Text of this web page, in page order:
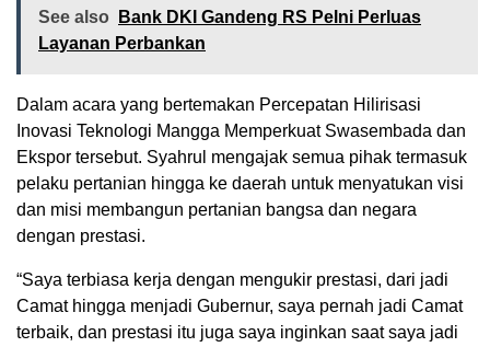
See also
Bank DKI Gandeng RS Pelni Perluas
Layanan Perbankan
Dalam acara yang bertemakan Percepatan Hilirisasi
Inovasi Teknologi Mangga Memperkuat Swasembada dan
Ekspor tersebut. Syahrul mengajak semua pihak termasuk
pelaku pertanian hingga ke daerah untuk menyatukan visi
dan misi membangun pertanian bangsa dan negara
dengan prestasi.
“Saya terbiasa kerja dengan mengukir prestasi, dari jadi
Camat hingga menjadi Gubernur, saya pernah jadi Camat
terbaik, dan prestasi itu juga saya inginkan saat saya jadi